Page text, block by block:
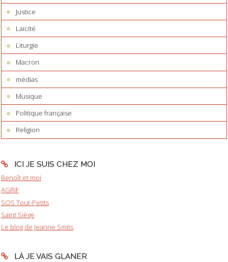
Justice
Laïcité
Liturgie
Macron
médias
Musique
Politique française
Religion
ICI JE SUIS CHEZ MOI
Benoît et moi
AGRIF
SOS Tout-Petits
Saint Siège
Le blog de Jeanne Smits
LÀ JE VAIS GLANER